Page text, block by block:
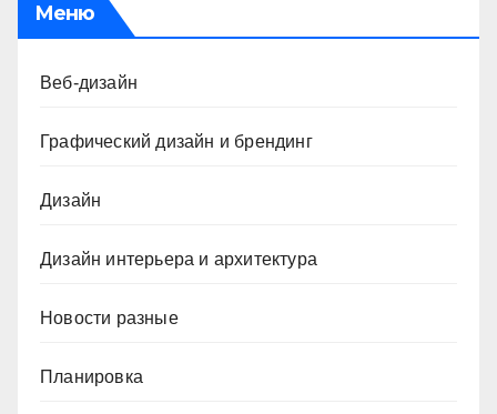
Меню
Веб-дизайн
Графический дизайн и брендинг
Дизайн
Дизайн интерьера и архитектура
Новости разные
Планировка